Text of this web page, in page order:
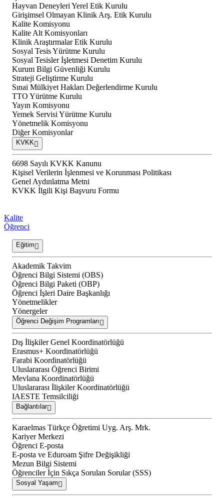
Hayvan Deneyleri Yerel Etik Kurulu
Girişimsel Olmayan Klinik Arş. Etik Kurulu
Kalite Komisyonu
Kalite Alt Komisyonları
Klinik Araştırmalar Etik Kurulu
Sosyal Tesis Yürütme Kurulu
Sosyal Tesisler İşletmesi Denetim Kurulu
Kurum Bilgi Güvenliği Kurulu
Strateji Geliştirme Kurulu
Sınai Mülkiyet Hakları Değerlendirme Kurulu
TTO Yürütme Kurulu
Yayın Komisyonu
Yemek Servisi Yürütme Kurulu
Yönetmelik Komisyonu
Diğer Komisyonlar
KVKK
6698 Sayılı KVKK Kanunu
Kişisel Verilerin İşlenmesi ve Korunması Politikası
Genel Aydınlatma Metni
KVKK İlgili Kişi Başvuru Formu
Kalite
Öğrenci
Eğitim
Akademik Takvim
Öğrenci Bilgi Sistemi (OBS)
Öğrenci Bilgi Paketi (OBP)
Öğrenci İşleri Daire Başkanlığı
Yönetmelikler
Yönergeler
Öğrenci Değişim Programları
Dış İlişkiler Genel Koordinatörlüğü
Erasmus+ Koordinatörlüğü
Farabi Koordinatörlüğü
Uluslararası Öğrenci Birimi
Mevlana Koordinatörlüğü
Uluslararası İlişkiler Koordinatörlüğü
IAESTE Temsilciliği
Bağlantılar
Karaelmas Türkçe Öğretimi Uyg. Arş. Mrk.
Kariyer Merkezi
Öğrenci E-posta
E-posta ve Eduroam Şifre Değişikliği
Mezun Bilgi Sistemi
Öğrenciler İçin Sıkça Sorulan Sorular (SSS)
Sosyal Yaşam